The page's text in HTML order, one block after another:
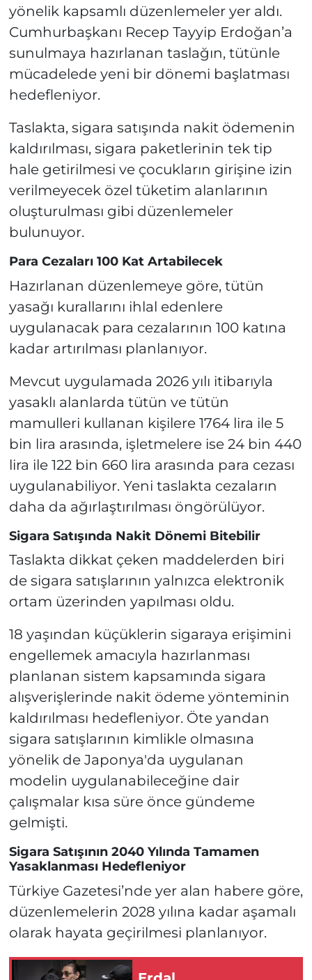
yönelik kapsamlı düzenlemeler yer aldı.
Cumhurbaşkanı Recep Tayyip Erdoğan’a
sunulmaya hazırlanan taslağın, tütünle
mücadelede yeni bir dönemi başlatması
hedefleniyor.
Taslakta, sigara satışında nakit ödemenin
kaldırılması, sigara paketlerinin tek tip
hale getirilmesi ve çocukların girişine izin
verilmeyecek özel tüketim alanlarının
oluşturulması gibi düzenlemeler
bulunuyor.
Para Cezaları 100 Kat Artabilecek
Hazırlanan düzenlemeye göre, tütün
yasağı kurallarını ihlal edenlere
uygulanacak para cezalarının 100 katına
kadar artırılması planlanıyor.
Mevcut uygulamada 2026 yılı itibarıyla
yasaklı alanlarda tütün ve tütün
mamulleri kullanan kişilere 1764 lira ile 5
bin lira arasında, işletmelere ise 24 bin 440
lira ile 122 bin 660 lira arasında para cezası
uygulanabiliyor. Yeni taslakta cezaların
daha da ağırlaştırılması öngörülüyor.
Sigara Satışında Nakit Dönemi Bitebilir
Taslakta dikkat çeken maddelerden biri
de sigara satışlarının yalnızca elektronik
ortam üzerinden yapılması oldu.
18 yaşından küçüklerin sigaraya erişimini
engellemek amacıyla hazırlanması
planlanan sistem kapsamında sigara
alışverişlerinde nakit ödeme yönteminin
kaldırılması hedefleniyor. Öte yandan
sigara satışlarının kimlikle olmasına
yönelik de Japonya'da uygulanan
modelin uygulanabileceğine dair
çalışmalar kısa süre önce gündeme
gelmişti.
Sigara Satışının 2040 Yılında Tamamen
Yasaklanması Hedefleniyor
Türkiye Gazetesi’nde yer alan habere göre,
düzenlemelerin 2028 yılına kadar aşamalı
olarak hayata geçirilmesi planlanıyor.